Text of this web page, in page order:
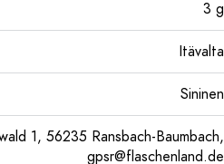
3 g
Itävalta
Sininen
1, 56235 Ransbach-Baumbach,
gpsr@flaschenland.de